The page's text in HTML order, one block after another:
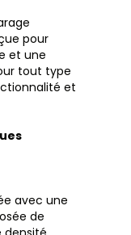
pour
et une
tout type
et
avec une
de